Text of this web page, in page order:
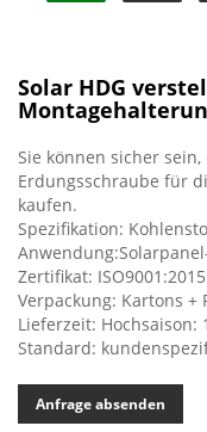
Solar HDG
Sie können sicher
Erdungsschraube für
kaufen.
Spezifikation:
Zertifikat: ISO9001:2015
Verpackung: Kartons +
Lieferzeit: Hochsaison:
Standard:
Anfrage absenden